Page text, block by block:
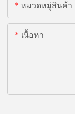
หมวดหมู่สินค้า
เนื้อหา